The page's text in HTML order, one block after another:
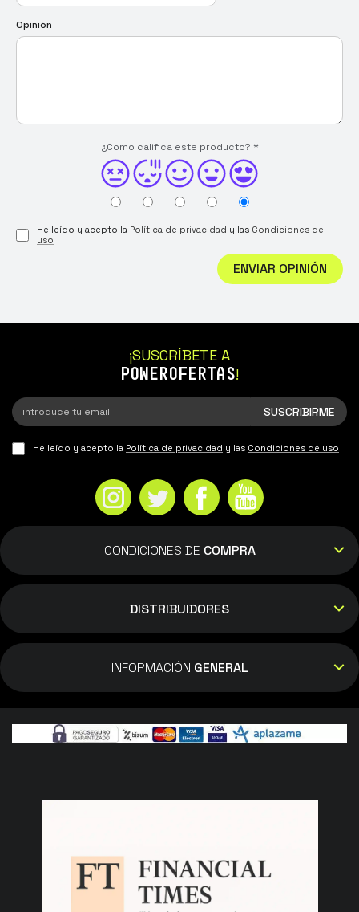
Opinión
¿Como califica este producto? *
He leído y acepto la Política de privacidad y las Condiciones de
uso
ENVIAR OPINIÓN
¡SUSCRÍBETE A
POWEROFERTAS!
He leído y acepto la Política de privacidad y las Condiciones de uso
CONDICIONES DE COMPRA
DISTRIBUIDORES
INFORMACIÓN GENERAL